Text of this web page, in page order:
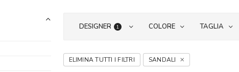
DESIGNER 1 COLORE TAGLIA
ELIMINA TUTTI I FILTRI SANDALI